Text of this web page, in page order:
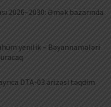
2026–2030: Əmək bazarında
yenilik – Bəyannamələri
DTA-03 ərizəsi təqdim